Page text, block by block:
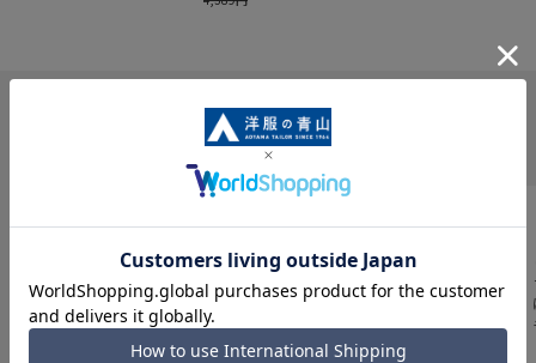
INFORMATION